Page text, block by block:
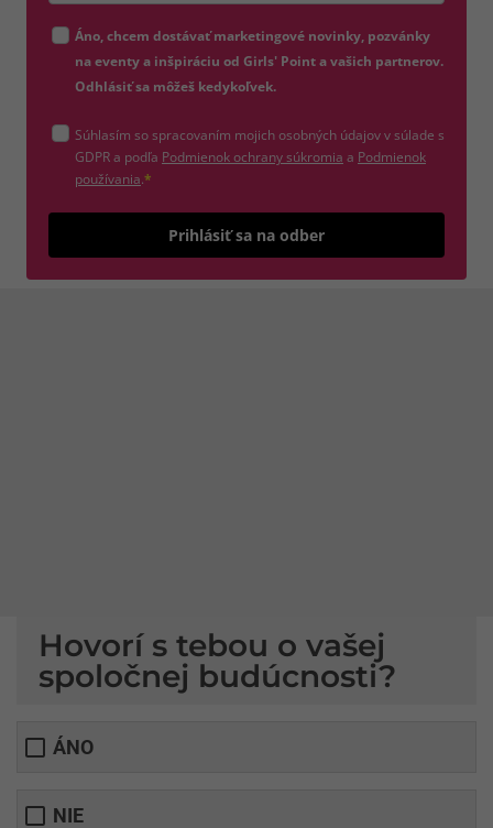
Áno, chcem dostávať marketingové novinky, pozvánky
na eventy a inšpiráciu od Girls' Point a vašich partnerov.
Odhlásiť sa môžeš kedykoľvek.
Súhlasím so spracovaním mojich osobných údajov v súlade s
GDPR a podľa Podmienok ochrany súkromia (otvorí sa v novom okne)
a Podmienok
používania(otvorí sa v novom okne)
.*
Prihlásiť sa na odber
Hovorí s tebou o vašej
spoločnej budúcnosti?
ÁNO
NIE